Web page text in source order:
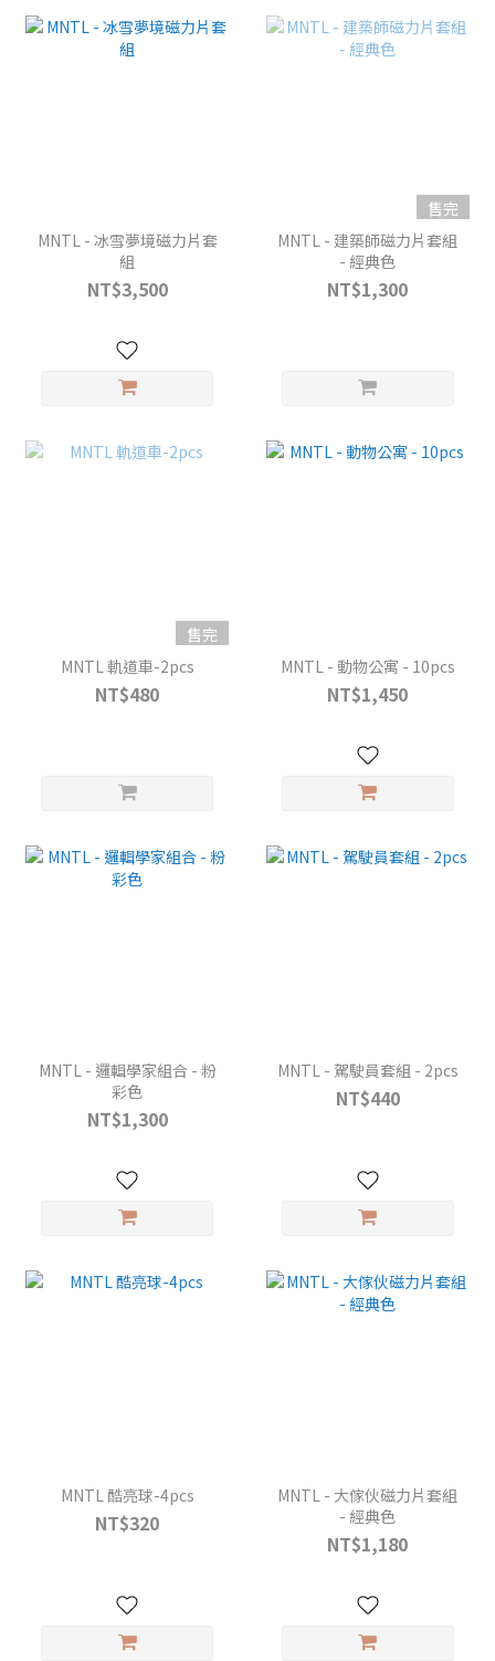
MNTL - 冰雪夢境磁力片套
組
NT$3,500
售完
MNTL - 建築師磁力片套組
- 經典色
NT$1,300
售完
MNTL 軌道車-2pcs
NT$480
MNTL - 動物公寓 - 10pcs
NT$1,450
MNTL - 邏輯學家組合 - 粉
彩色
NT$1,300
MNTL - 駕駛員套組 - 2pcs
NT$440
MNTL 酷亮球-4pcs
NT$320
MNTL - 大傢伙磁力片套組
- 經典色
NT$1,180